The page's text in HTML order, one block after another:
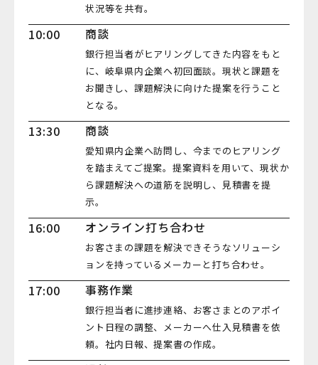
状況等を共有。
10:00 商談
銀行担当者がヒアリングしてきた内容をもと
に、岐阜県内企業へ初回面談。現状と課題を
お聞きし、課題解決に向けた提案を行うこと
となる。
13:30 商談
愛知県内企業へ訪問し、今までのヒアリング
を踏まえてご提案。提案資料を用いて、現状か
ら課題解決への道筋を説明し、見積書を提
示。
16:00 オンライン打ち合わせ
お客さまの課題を解決できそうなソリューシ
ョンを持っているメーカーと打ち合わせ。
17:00 事務作業
銀行担当者に進捗連絡、お客さまとのアポイ
ント日程の調整、メーカーへ仕入見積書を依
頼。社内日報、提案書の作成。